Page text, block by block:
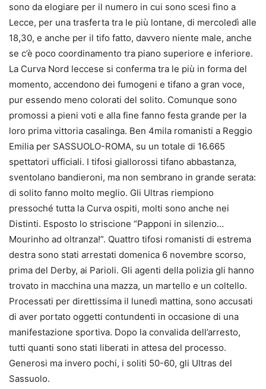
sono da elogiare per il numero in cui sono scesi fino a
Lecce, per una trasferta tra le più lontane, di mercoledì alle
18,30, e anche per il tifo fatto, davvero niente male, anche
se c’è poco coordinamento tra piano superiore e inferiore.
La Curva Nord leccese si conferma tra le più in forma del
momento, accendono dei fumogeni e tifano a gran voce,
pur essendo meno colorati del solito. Comunque sono
promossi a pieni voti e alla fine fanno festa grande per la
loro prima vittoria casalinga. Ben 4mila romanisti a Reggio
Emilia per SASSUOLO-ROMA, su un totale di 16.665
spettatori ufficiali. I tifosi giallorossi tifano abbastanza,
sventolano bandieroni, ma non sembrano in grande serata:
di solito fanno molto meglio. Gli Ultras riempiono
pressoché tutta la Curva ospiti, molti sono anche nei
Distinti. Esposto lo striscione “Papponi in silenzio…
Mourinho ad oltranza!”. Quattro tifosi romanisti di estrema
destra sono stati arrestati domenica 6 novembre scorso,
prima del Derby, ai Parioli. Gli agenti della polizia gli hanno
trovato in macchina una mazza, un martello e un coltello.
Processati per direttissima il lunedì mattina, sono accusati
di aver portato oggetti contundenti in occasione di una
manifestazione sportiva. Dopo la convalida dell’arresto,
tutti quanti sono stati liberati in attesa del processo.
Generosi ma invero pochi, i soliti 50-60, gli Ultras del
Sassuolo.